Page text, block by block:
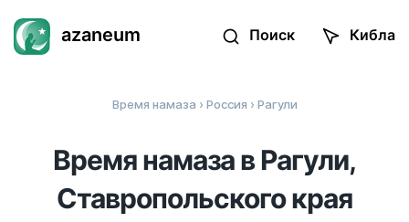
azaneum Поиск Кибла
Время намаза › Россия › Рагули
Время намаза в Рагули,
Ставропольского края